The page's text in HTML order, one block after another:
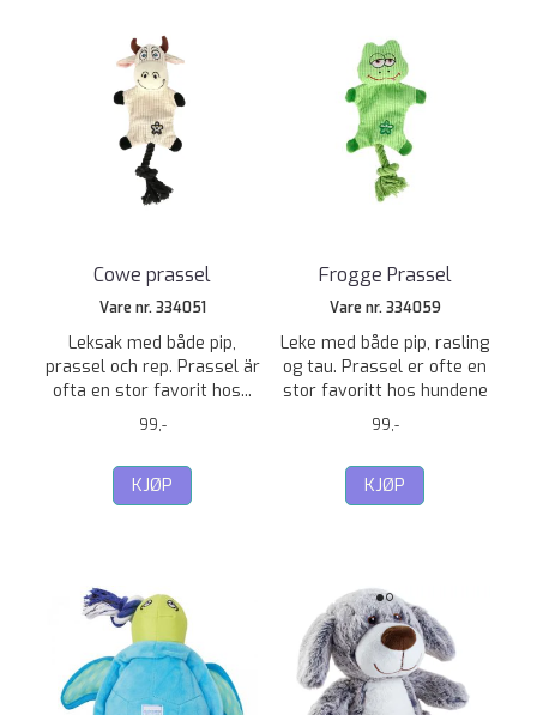
Cowe prassel
Vare nr. 334051
Leksak med både pip,
prassel och rep. Prassel är
ofta en stor favorit hos...
99,-
KJØP
Frogge Prassel
Vare nr. 334059
Leke med både pip, rasling
og tau. Prassel er ofte en
stor favoritt hos hundene
99,-
KJØP